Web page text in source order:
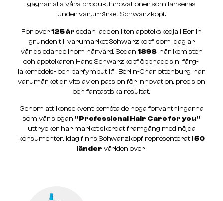
gagnar alla våra produktinnovationer som lanseras
under varumärket Schwarzkopf.
För över125 år sedan lade en liten apotekskedja i Berlin
grunden till varumärket Schwarzkopf, som idag är
världsledande inom hårvård. Sedan 1898, när kemisten
och apotekaren Hans Schwarzkopf öppnade sin ”färg-,
läkemedels- och parfymbutik” i Berlin-Charlottenburg, har
varumärket drivits av en passion för innovation, precision
och fantastiska resultat.
Genom att konsekvent bemöta de höga förväntningarna
som vår slogan ”Professional Hair Care for you”
uttrycker har märket skördat framgång med nöjda
konsumenter. Idag finns Schwarzkopf representerat i50
länder världen över.